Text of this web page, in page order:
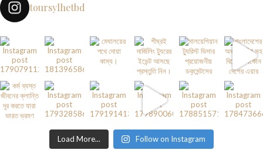
toursylhetbd
Load More... Follow on Instagram